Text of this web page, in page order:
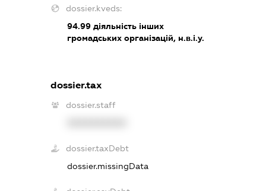
dossier.kveds:
94.99діяльність інших
громадських організацій, н.в.і.у.
dossier.tax
dossier.staff
dossier.taxDebt
dossier.missingData